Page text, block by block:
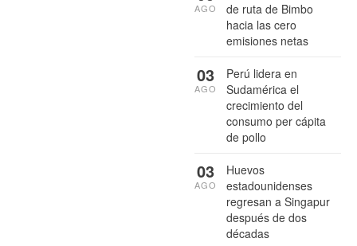
de ruta de Bimbo
hacia las cero
emisiones netas
AGO
Perú lidera en
Sudamérica el
crecimiento del
consumo per cápita
de pollo
03
AGO
Huevos
estadounidenses
regresan a Singapur
después de dos
décadas
03
AGO